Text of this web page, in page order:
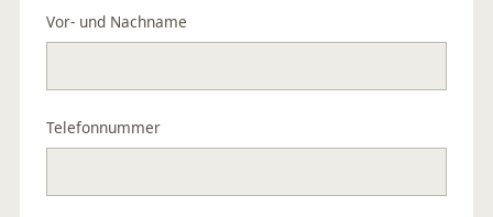
Vor- und Nachname
Telefonnummer